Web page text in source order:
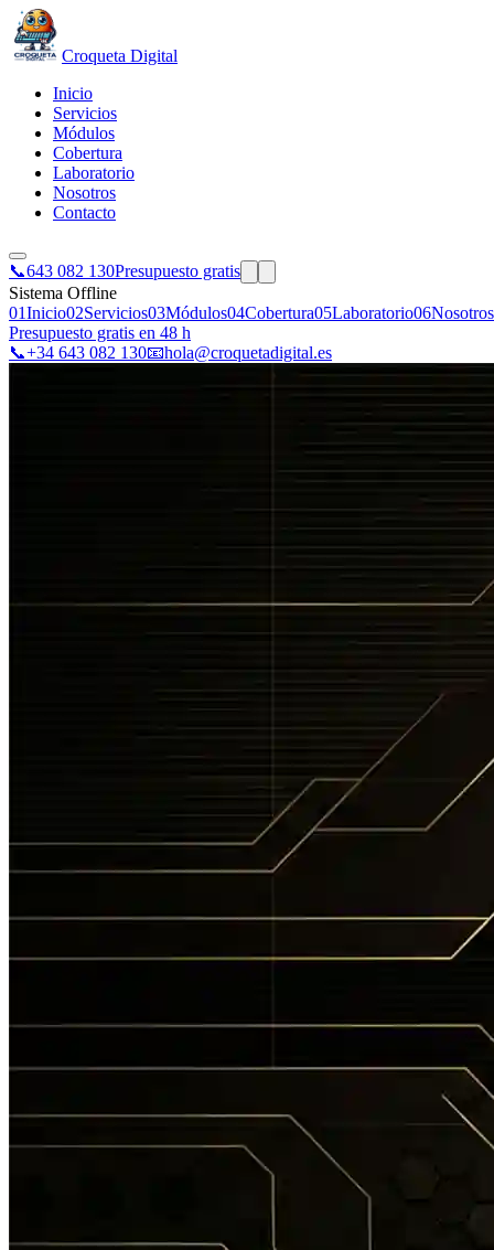
Croqueta Digital
Inicio
Servicios
Módulos
Cobertura
Laboratorio
Nosotros
Contacto
📞643 082 130Presupuesto gratis
Sistema Offline
01Inicio02Servicios03Módulos04Cobertura05Laboratorio06Nosotros
Presupuesto gratis en 48 h
📞+34 643 082 130📧hola@croquetadigital.es